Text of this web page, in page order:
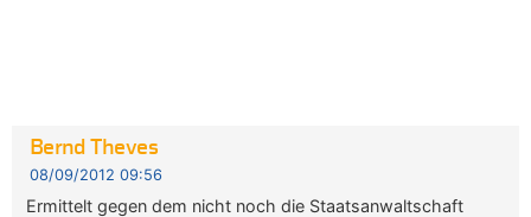
Bernd Theves
08/09/2012 09:56
Ermittelt gegen dem nicht noch die Staatsanwaltschaft